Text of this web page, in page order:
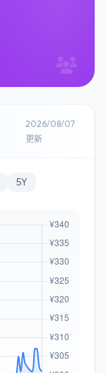
2026/08/07
更新
5Y